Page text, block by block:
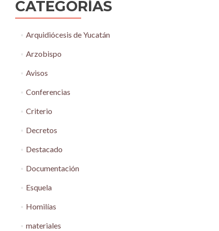
CATEGORÍAS
Arquidiócesis de Yucatán
Arzobispo
Avisos
Conferencias
Criterio
Decretos
Destacado
Documentación
Esquela
Homilías
materiales